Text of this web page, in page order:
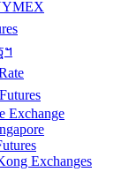
ฯ
Exchange
Exchanges